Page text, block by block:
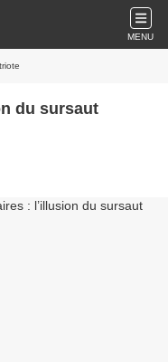
MENU
du sursaut